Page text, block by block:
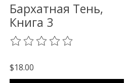
Бархатная Тень,
Книга 3
The rating of this product is
$18.00